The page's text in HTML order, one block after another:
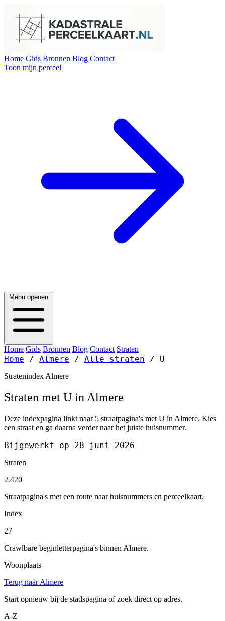
Home Gids Bronnen Blog Contact
Toon mijn perceel
Menu openen
Home Gids Bronnen Blog Contact Straten
Home / Almere / Alle straten / U
Stratenindex Almere
Straten met U in Almere
Deze indexpagina linkt naar 5 straatpagina's met U in Almere. Kies
een straat en ga daarna verder naar het juiste huisnummer.
Bijgewerkt op 28 juni 2026
Straten
2.420
Straatpagina's met een route naar huisnummers en perceelkaart.
Index
27
Crawlbare beginletterpagina's binnen Almere.
Woonplaats
Terug naar Almere
Start opnieuw bij de stadspagina of zoek direct op adres.
A-Z